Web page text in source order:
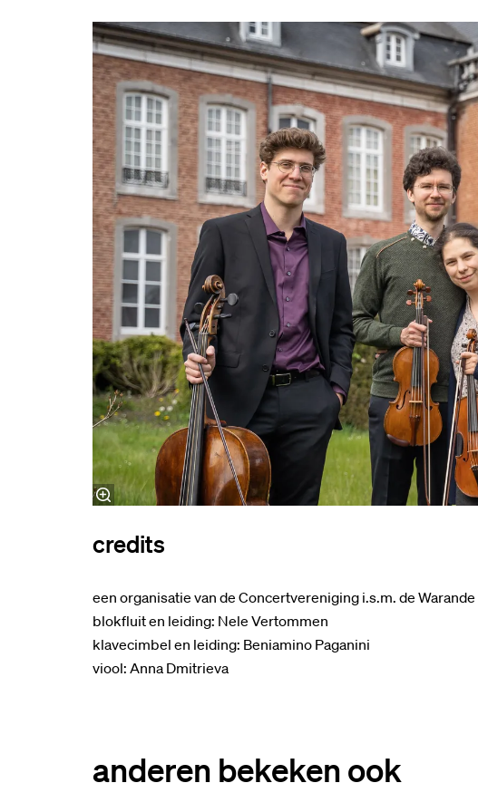
credits
een organisatie van de Concertvereniging i.s.m. de Warande
blokfluit en leiding: Nele Vertommen
klavecimbel en leiding: Beniamino Paganini
viool: Anna Dmitrieva
anderen bekeken ook